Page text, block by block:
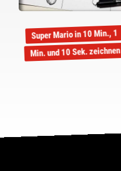
Super Mario in 10 Min., 1
Min. und 10 Sek. zeichnen